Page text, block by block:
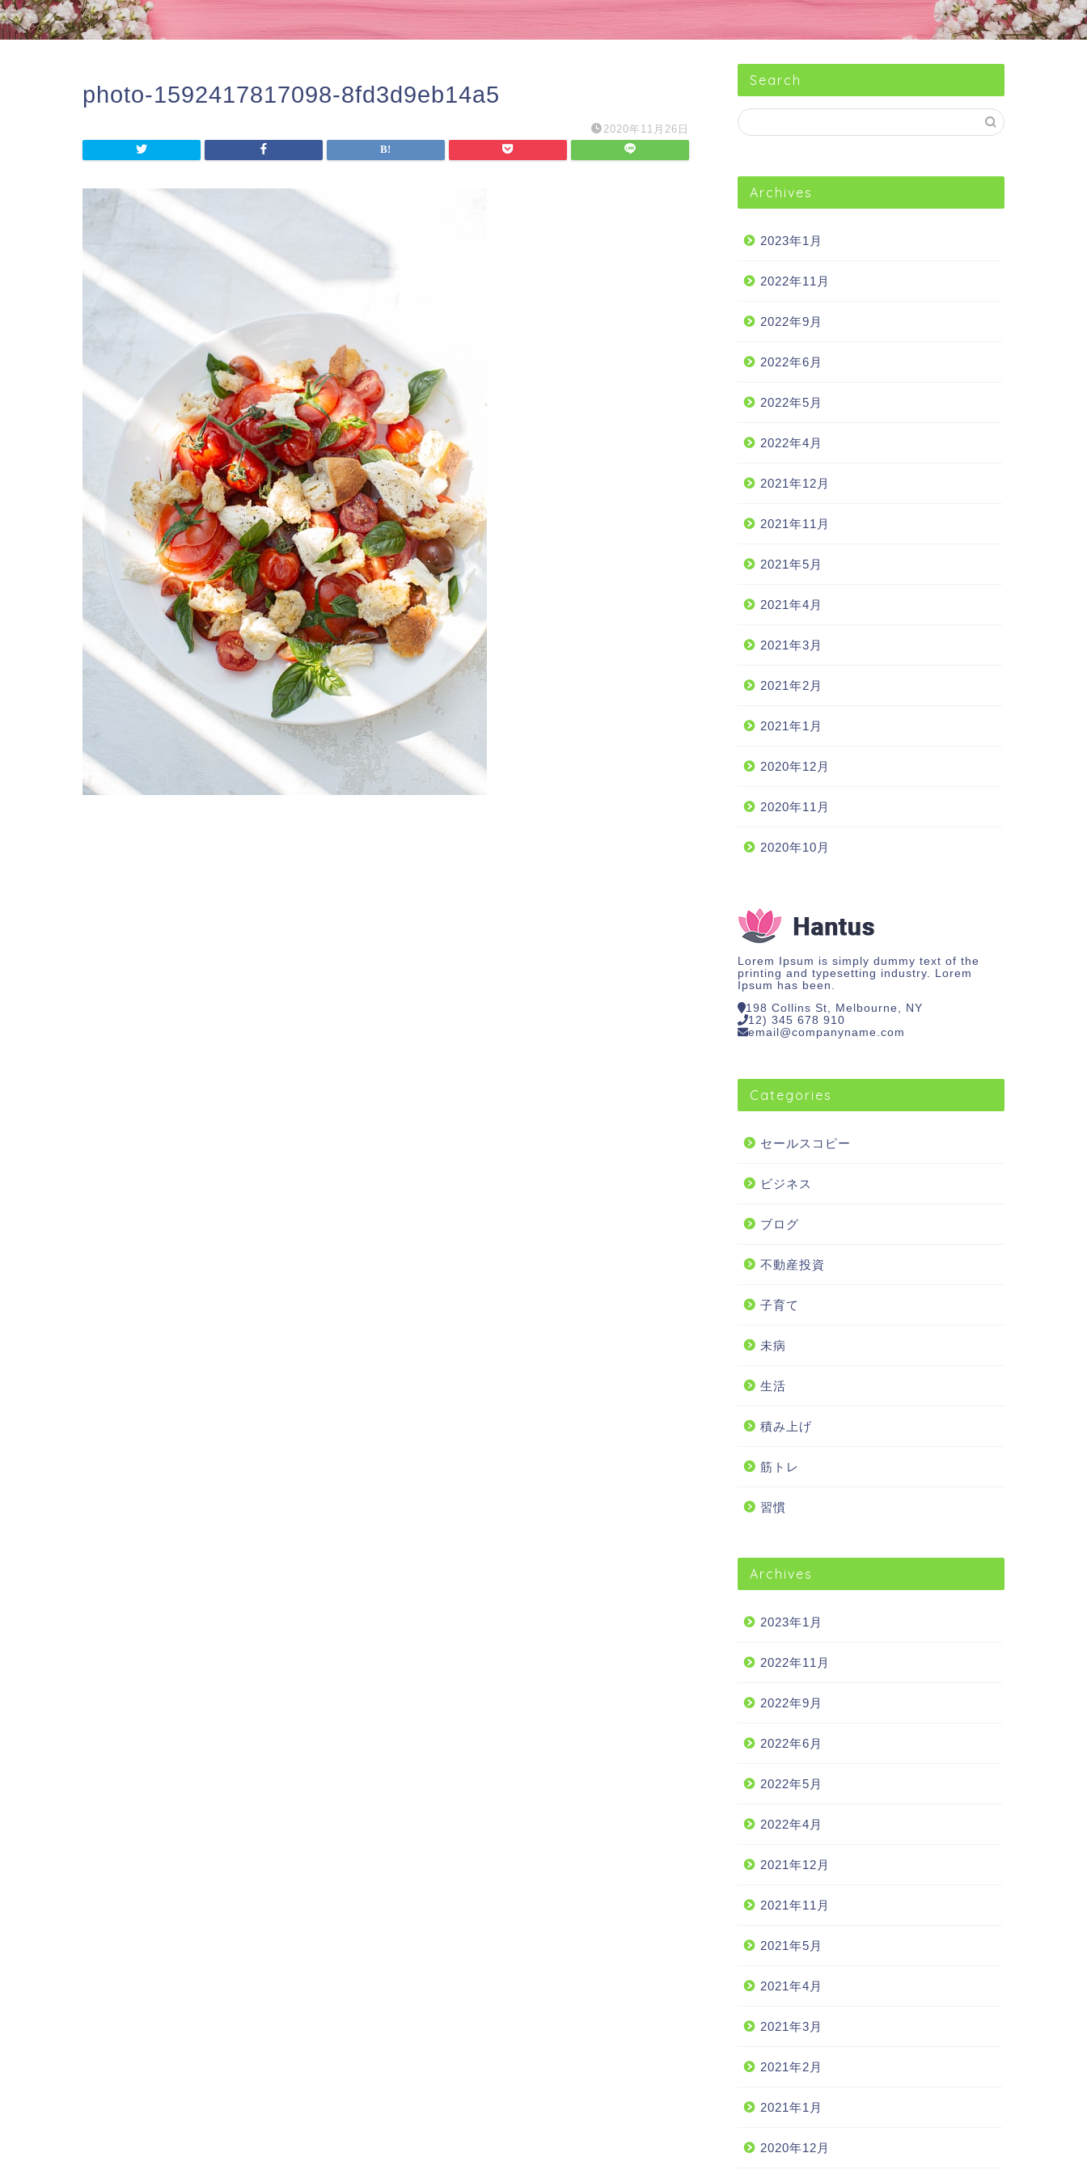
photo-1592417817098-8fd3d9eb14a5
2020年11月26日
Search
Archives
2023年1月
2022年11月
2022年9月
2022年6月
2022年5月
2022年4月
2021年12月
2021年11月
2021年5月
2021年4月
2021年3月
2021年2月
2021年1月
2020年12月
2020年11月
2020年10月
Lorem Ipsum is simply dummy text of the
printing and typesetting industry. Lorem
Ipsum has been.
198 Collins St, Melbourne, NY
12) 345 678 910
email@companyname.com
Categories
セールスコピー
ビジネス
ブログ
不動産投資
子育て
未病
生活
積み上げ
筋トレ
習慣
Archives
2023年1月
2022年11月
2022年9月
2022年6月
2022年5月
2022年4月
2021年12月
2021年11月
2021年5月
2021年4月
2021年3月
2021年2月
2021年1月
2020年12月